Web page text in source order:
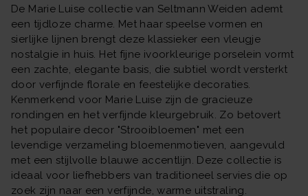
De Marie Luise collectie van Seltmann Weiden ademt
een tijdloze charme. Met haar speelse vormen en
sierlijke lijnen brengt deze klassieker een vleugje
nostalgie in huis. Het fijne ivoorkleurige porselein vormt
een zachte, elegante basis, die subtiel wordt versterkt
door verfijnde florale en feestelijke decoraties.
Kenmerkend voor Marie Luise zijn de gracieuze
rondingen en het verfijnde kleurgebruik. Zo betovert
het populaire decor "Strooibloemen" met een
levendige verzameling bloemenmotieven, aangevuld
met een stijlvolle blauwe accentlijn. Deze collectie is
ideaal voor liefhebbers van traditioneel servies die op
zoek zijn naar een verfijnde, warme uitstraling.